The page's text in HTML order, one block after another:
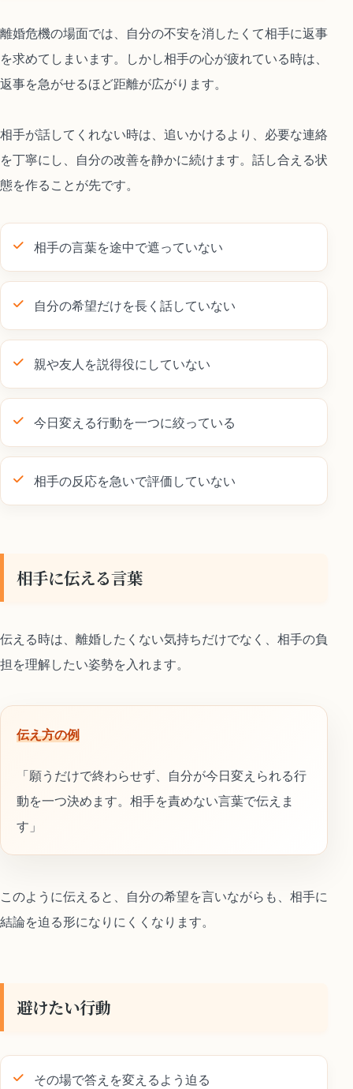
離婚危機の場面では、自分の不安を消したくて相手に返事
を求めてしまいます。しかし相手の心が疲れている時は、
返事を急がせるほど距離が広がります。
相手が話してくれない時は、追いかけるより、必要な連絡
を丁寧にし、自分の改善を静かに続けます。話し合える状
態を作ることが先です。
相手の言葉を途中で遮っていない
自分の希望だけを長く話していない
親や友人を説得役にしていない
今日変える行動を一つに絞っている
相手の反応を急いで評価していない
相手に伝える言葉
伝える時は、離婚したくない気持ちだけでなく、相手の負
担を理解したい姿勢を入れます。
伝え方の例
「願うだけで終わらせず、自分が今日変えられる行
動を一つ決めます。相手を責めない言葉で伝えま
す」
このように伝えると、自分の希望を言いながらも、相手に
結論を迫る形になりにくくなります。
避けたい行動
その場で答えを変えるよう迫る